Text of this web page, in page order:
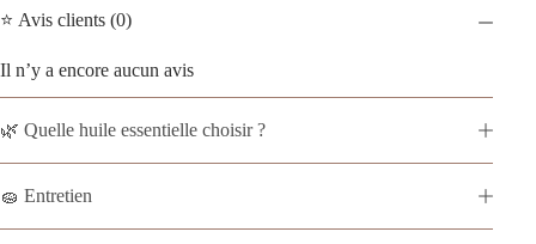
⭐ Avis clients (0)
Il n’y a encore aucun avis
🌿 Quelle huile essentielle choisir ?
🧽 Entretien